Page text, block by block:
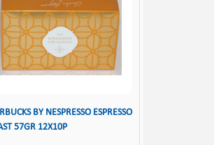
BY NESPRESSO ESPRESSO
57GR 12X10P